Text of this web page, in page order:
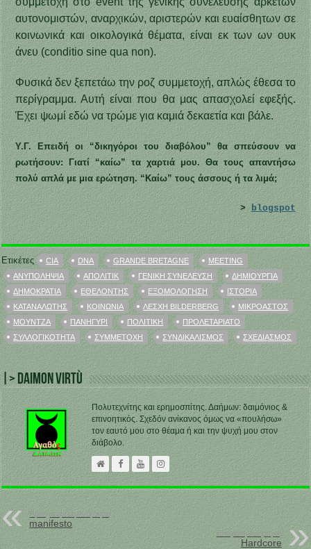
αυτονομιστών, αναρχικών, αριστερών και ευαίσθητων σε
κοινωνικά και οικολογικά θέματα, είναι εκ των ων ουκ
άνευ (conditio sine qua non).
Φυσικά δεν ξεπετάω την ροζ συμμετοχή, απλώς έθεσα το
περίγραμμα. Αυτή είναι που θα μας απασχολεί εφεξής.
Έχει ψωμί εδώ να τρώμε για καμιά δεκαετία και βάλε.
Υ.Γ. Επειδή οι “δικηγόροι του διαβόλου” θα σπεύσουν να
ρωτήσουν: Γιατί “καίω” τα χαρτιά μου. Θα τους απαντήσω
πολύ απλά με μια ερώτηση. “Καίω” τους άσσους ή τα λιμά;
> blogspot
Ετικέτες CIA DNA GRANDE BRETAGNE
MEETING
ΑΝΥΠΟΛΗΨΊΑ
ΑΠΟΛΙΤΊΚ ΓΕΝΙΚΉ ΣΥΝΈΛΕΥΣΗ
ΔΗΜΙΟΥΡΓΊΑ
ΔΗΜΟΚΡΑΤΊΑ
ΕΘΕΛΟΝΤΉΣ ΕΞΟΜΟΛΌΓΗΣΗ
ΙΣΤΟΡΊΑ
ΚΑΤΑΝΑΛΩΤΉΣ
ΚΟΙΝΩΝΊΑ ΛΈΣΧΗ BILDERBERG
ΜΙΚΡΟΑΣΤΌΣ
ΜΟΎΝΤΖΑ
ΠΑΝΗΓΎΡΙ ΠΟΛΙΤΙΚΉ
ΠΡΟΛΕΤΑΡΙΆΤΟ
ΣΥΛΛΟΓΙΚΌΤΗΤΑ
ΣΥΜΜΕΤΟΧΉ ΣΥΝΔΙΚΑΛΙΣΜΌΣ ΣΧΕΔΙΑΣΜΌΣ
|> Daimon Virtù
Πολυτεχνίτης και ερημοσπίτης. Δαήμων: δαιμόνιος &
επινοητικός. Σχεδόν ανίκανος όμως να «πουλήσω»
τον εαυτό μου στο θέαμα ή και την ψυχή μου στον
διάβολο.
Προηγούμενη Ανάρτηση
manifesto
Επόμενη Ανάρτηση
Hardcore